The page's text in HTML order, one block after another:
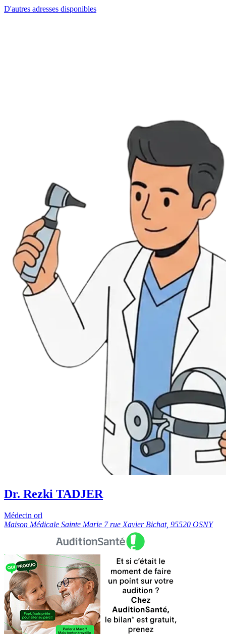
D'autres adresses disponibles
Dr. Rezki TADJER
Médecin orl
Maison Médicale Sainte Marie 7 rue Xavier Bichat, 95520 OSNY